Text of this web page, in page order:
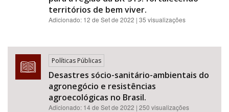
territórios de bem viver.
Adicionado: 12 de Set de 2022 | 35 visualizações
Políticas Públicas
Desastres sócio-sanitário-ambientais do
agronegócio e resistências
agroecológicas no Brasil.
Adicionado: 14 de Set de 2022 | 250 visualizações